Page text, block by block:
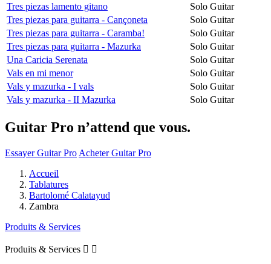
Tres piezas lamento gitano
Solo Guitar
Tres piezas para guitarra - Cançoneta
Solo Guitar
Tres piezas para guitarra - Caramba!
Solo Guitar
Tres piezas para guitarra - Mazurka
Solo Guitar
Una Caricia Serenata
Solo Guitar
Vals en mi menor
Solo Guitar
Vals y mazurka - I vals
Solo Guitar
Vals y mazurka - II Mazurka
Solo Guitar
Guitar Pro n’attend que vous.
Essayer Guitar Pro Acheter Guitar Pro
Accueil
Tablatures
Bartolomé Calatayud
Zambra
Produits & Services
Produits & Services  